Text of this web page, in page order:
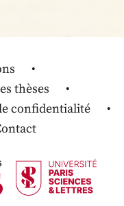
thèses
confidentialité